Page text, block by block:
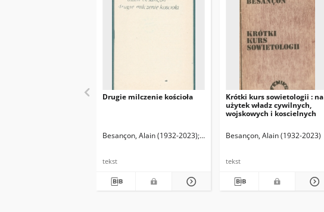
Drugie milczenie kościoła
Besançon, Alain (1932-2023) Juryś, Julia (1946- ) Tł.
tekst
Krótki kurs sowietologii : na
użytek władz cywilnych,
wojskowych i koscielnych
Besançon, Alain (1932-2023)
tekst